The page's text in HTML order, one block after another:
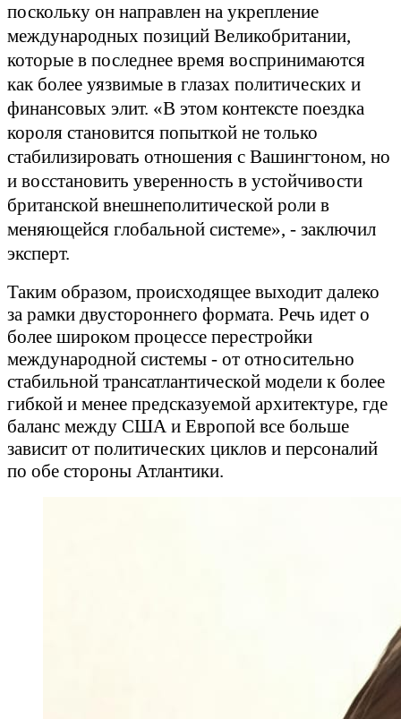
поскольку он направлен на укрепление
международных позиций Великобритании,
которые в последнее время воспринимаются
как более уязвимые в глазах политических и
финансовых элит. «В этом контексте поездка
короля становится попыткой не только
стабилизировать отношения с Вашингтоном, но
и восстановить уверенность в устойчивости
британской внешнеполитической роли в
меняющейся глобальной системе», - заключил
эксперт.
Таким образом, происходящее выходит далеко
за рамки двустороннего формата. Речь идет о
более широком процессе перестройки
международной системы - от относительно
стабильной трансатлантической модели к более
гибкой и менее предсказуемой архитектуре, где
баланс между США и Европой все больше
зависит от политических циклов и персоналий
по обе стороны Атлантики.